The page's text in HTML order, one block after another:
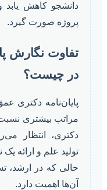
دانشجو کاهش یابد
پروژه صورت گیرد.
تفاوت نگارش
در چیست؟
پایان‌نامه دکتری
مراتب بیشتری
دکتری، انتظار
تولید علم و ارائه
حالی که در ارشد،
آن‌ها اهمیت دارد.